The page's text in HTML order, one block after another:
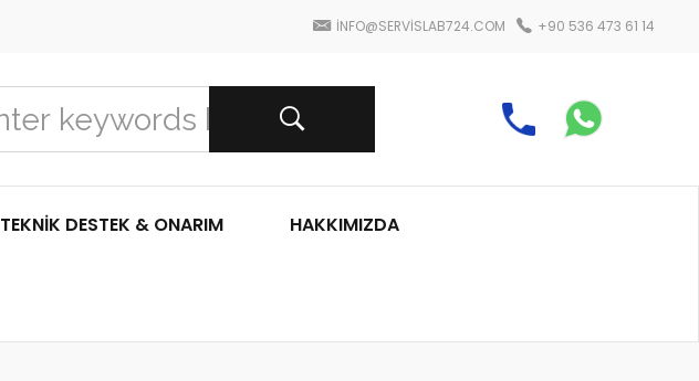
INFO@SERVISLAB724.COM +90 536 473 61 14
TEKNIK DESTEK & ONARIM HAKKIMIZDA